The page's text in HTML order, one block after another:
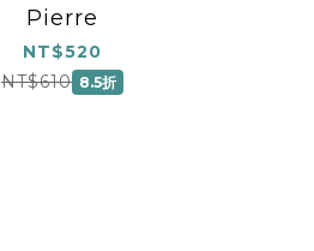
Pierre
NT$520
NT$610 8.5折